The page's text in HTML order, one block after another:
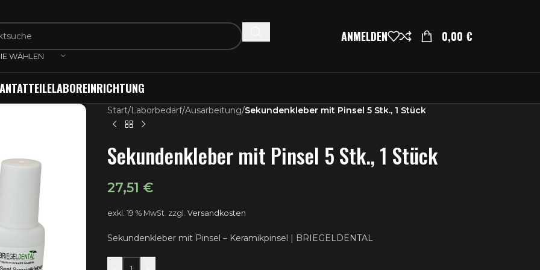
WÄHLEN
ANMELDEN 0,00 €
LABOREINRICHTUNG
Start/Laborbedarf/Ausarbeitung/Sekundenkleber mit Pinsel 5 Stk., 1 Stück
Sekundenkleber mit Pinsel 5 Stk., 1 Stück
27,51 €
exkl. 19 % MwSt. zzgl. Versandkosten
Sekundenkleber mit Pinsel – Keramikpinsel | BRIEGELDENTAL